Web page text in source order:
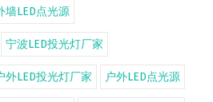
墙LED点光源
宁波LED投光灯厂家
外LED投光灯厂家 户外LED点光源